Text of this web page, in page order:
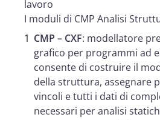
lavoro
I moduli di CMP Analisi
CMP – CXF: modellatore
grafico per programmi ad
consente di costruire il
della struttura, assegnare
vincoli e tutti i dati di
necessari per analisi